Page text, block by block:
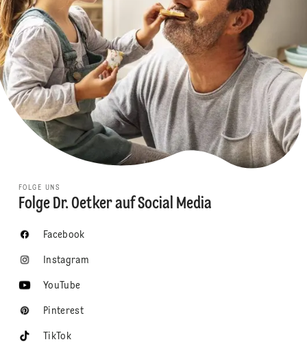
FOLGE UNS
Folge Dr. Oetker auf Social Media
Facebook
Instagram
YouTube
Pinterest
TikTok